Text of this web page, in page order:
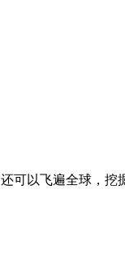
可以飞遍全球，